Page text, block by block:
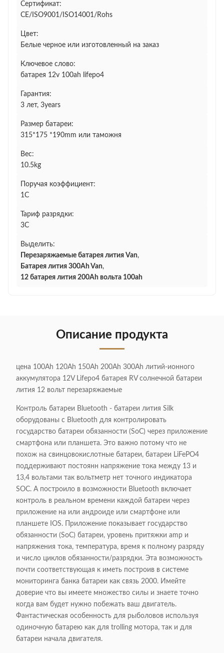
Сертификат:
CE/ISO9001/ISO14001/Rohs
Цвет:
Белые черное или изготовленный на заказ
Ключевое слово:
батарея 12v 100ah lifepo4
Гарантия:
3 лет, 3years
Размер батареи:
315*175 *190mm или таможня
Вес:
10.5kg
Поручая коэффициент:
1C
Тариф разрядки:
3C
Выделить:
Перезаряжаемые батарея лития Van,
Батарея лития 300Ah Van,
12 батарея лития 200Ah вольта 100ah
Описание продукта
цена 100Ah 120Ah 150Ah 200Ah 300Ah литий-ионного
аккумулятора 12V Lifepo4 батарея RV солнечной батареи
лития 12 вольт перезаряжаемые
Контроль батареи Bluetooth - батареи лития Silk
оборудованы с Bluetooth для контролировать
государство батареи обязанности (SoC) через приложение
смартфона или планшета. Это важно потому что не
похож на свинцовокислотные батареи, батареи LiFePO4
поддерживают постоянн напряжение тока между 13 и
13,4 вольтами так вольтметр нет точного индикатора
SOC. A построило в возможности Bluetooth включает
контроль в реальном времени каждой батареи через
приложение на или андроиде или смартфоне или
планшете IOS. Приложение показывает государство
обязанности (SoC) батареи, уровень притяжки amp и
напряжения тока, температура, время к полному разряду
и число циклов обязанности/разрядки. Эта возможность
почти соответствующая к иметь построив в системе
мониторинга банка батареи как связь 2000. Имейте
доверие что вы имеете множество силы и знаете точно
когда вам будет нужно побежать ваш двигатель.
Фантастическая особенность для рыболовов используя
одиночную батарею как для trolling мотора, так и для
батареи начала двигателя.